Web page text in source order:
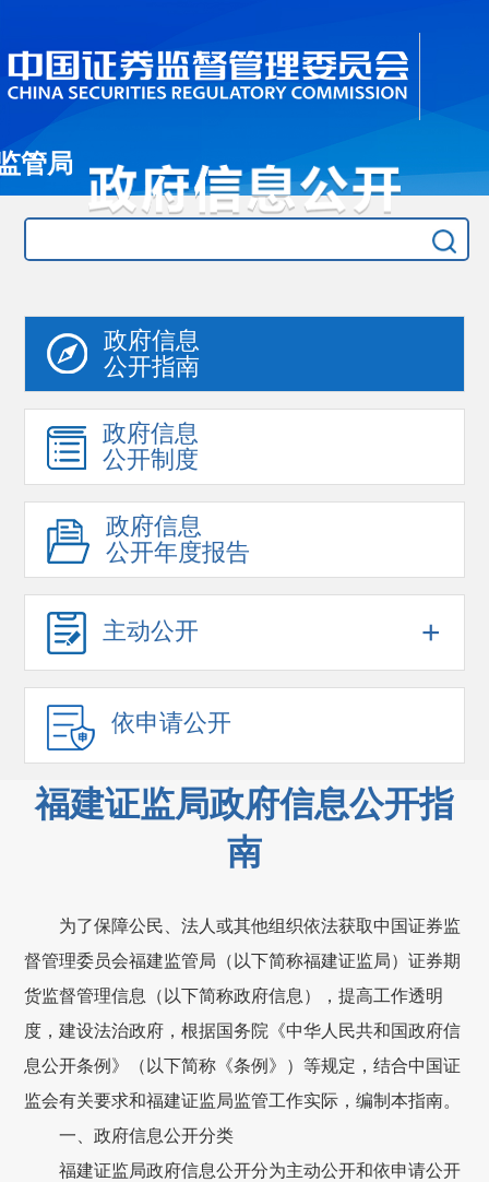
管局
政府信息
公开指南
政府信息
公开制度
政府信息
公开年度报告
主动公开 +
依申请公开
福建证监局政府信息公开指
南
为了保障公民、法人或其他组织依法获取中国证券监
督管理委员会福建监管局（以下简称福建证监局）证券期
货监督管理信息（以下简称政府信息），提高工作透明
度，建设法治政府，根据国务院《中华人民共和国政府信
息公开条例》（以下简称《条例》）等规定，结合中国证
监会有关要求和福建证监局监管工作实际，编制本指南。
一、政府信息公开分类
福建证监局政府信息公开分为主动公开和依申请公开